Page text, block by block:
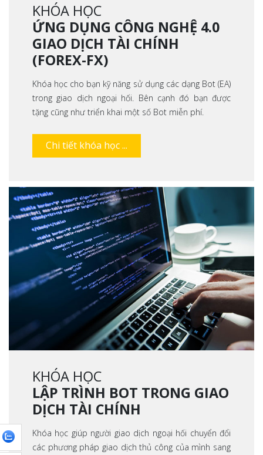
KHÓA HỌC
ỨNG DỤNG CÔNG NGHỆ 4.0
GIAO DỊCH TÀI CHÍNH
(FOREX-FX)
Khóa học cho bạn kỹ năng sử dụng các dạng Bot (EA)
trong giao dịch ngoại hối. Bên cạnh đó bạn được
tặng cũng như triển khai một số Bot miễn phí.
Chi tiết khóa học ...
KHÓA HỌC
LẬP TRÌNH BOT TRONG GIAO
DỊCH TÀI CHÍNH
Khóa học giúp người giao dịch ngoại hối chuyển đổi
các phương pháp giao dịch thủ công của mình sang